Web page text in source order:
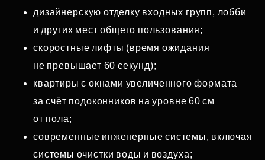
дизайнерскую отделку входных групп, лобби
и других мест общего пользования;
скоростные лифты (время ожидания
не превышает 60 секунд);
квартиры с окнами увеличенного формата
за счёт подоконников на уровне 60 см
от пола;
современные инженерные системы, включая
системы очистки воды и воздуха;